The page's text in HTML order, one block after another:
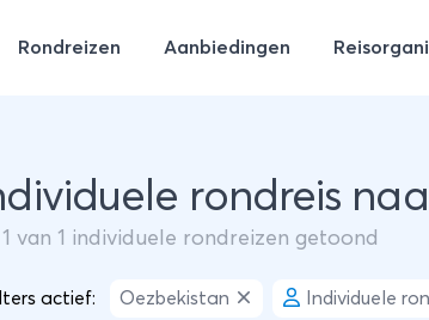
Rondreizen Aanbiedingen
rondreis
1 van 1 individuele rondreizen getoond
actief: Oezbekistan Individuele